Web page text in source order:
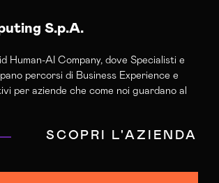
S.p.A.
Human-AI Company, dove Specialisti e
percorsi di Business Experience e
per aziende che come noi guardano al
SCOPRI L'AZIENDA